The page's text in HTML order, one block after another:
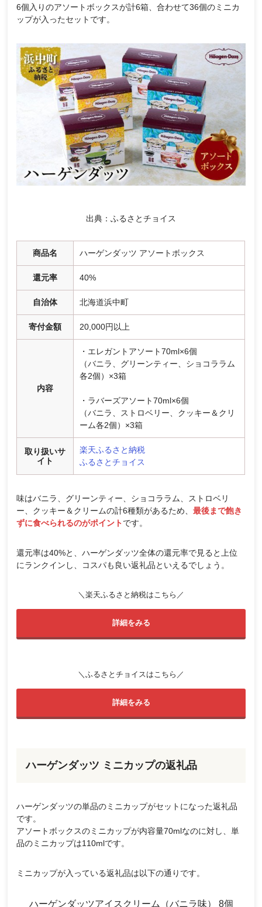
6個入りのアソートボックスが計6箱、合わせて36個のミニカ
ップが入ったセットです。
出典：ふるさとチョイス
商品名 ハーゲンダッツ アソートボックス
還元率 40%
自治体 北海道浜中町
寄付金額 20,000円以上
内容
・エレガントアソート70ml×6個
（バニラ、グリーンティー、ショコララム
各2個）×3箱
・ラバーズアソート70ml×6個
（バニラ、ストロベリー、クッキー＆クリ
ーム各2個）×3箱
取り扱いサ
イト
楽天ふるさと納税
ふるさとチョイス
味はバニラ、グリーンティー、ショコララム、ストロベリ
ー、クッキー＆クリームの計6種類があるため、最後まで飽き
ずに食べられるのがポイントです。
還元率は40%と、ハーゲンダッツ全体の還元率で見ると上位
にランクインし、コスパも良い返礼品といえるでしょう。
＼楽天ふるさと納税はこちら／
詳細をみる
＼ふるさとチョイスはこちら／
詳細をみる
ハーゲンダッツ ミニカップの返礼品
ハーゲンダッツの単品のミニカップがセットになった返礼品
です。
アソートボックスのミニカップが内容量70mlなのに対し、単
品のミニカップは110mlです。
ミニカップが入っている返礼品は以下の通りです。
ハーゲンダッツアイスクリーム（バニラ味） 8個